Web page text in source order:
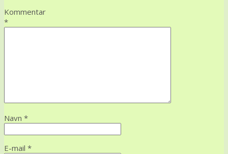
Kommentar
*
Navn *
E-mail *